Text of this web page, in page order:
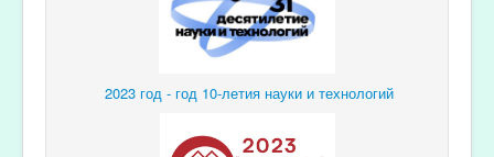
2023 год - год 10-летия науки и технологий